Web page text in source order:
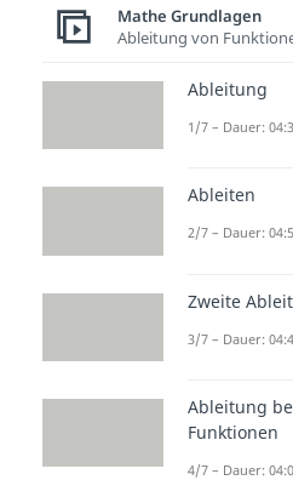
8 – 18
-10
s = -9 + 3
s = -9 + 6
→tunds
-7 + 6
Mathe Grundlagen
Ableitung von
Ableitung
1/7 – Dauer:
Ableiten
2/7 – Dauer:
Zweite
3/7 – Dauer:
Ableitung
Funktionen
4/7 – Dauer: